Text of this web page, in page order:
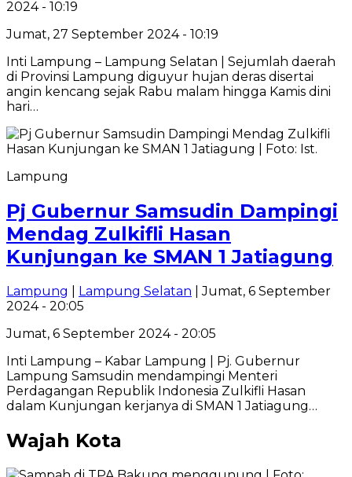
2024 - 10:19
Jumat, 27 September 2024 - 10:19
Inti Lampung – Lampung Selatan | Sejumlah daerah
di Provinsi Lampung diguyur hujan deras disertai
angin kencang sejak Rabu malam hingga Kamis dini
hari…
Lampung
Pj Gubernur Samsudin Dampingi
Mendag Zulkifli Hasan
Kunjungan ke SMAN 1 Jatiagung
Lampung Lampung Selatan | Jumat, 6 September
2024 - 20:05
Jumat, 6 September 2024 - 20:05
Inti Lampung – Kabar Lampung | Pj. Gubernur
Lampung Samsudin mendampingi Menteri
Perdagangan Republik Indonesia Zulkifli Hasan
dalam Kunjungan kerjanya di SMAN 1 Jatiagung…
Wajah Kota